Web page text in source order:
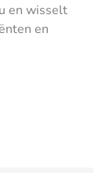
en wisselt
en